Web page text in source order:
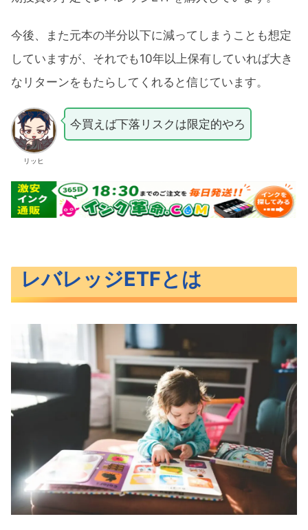
今後、また元本の半分以下に減ってしまうことも想定
していますが、それでも10年以上保有していれば大き
なリターンをもたらしてくれると信じています。
リッヒ
今買えば下落リスクは限定的やろ
レバレッジETFとは